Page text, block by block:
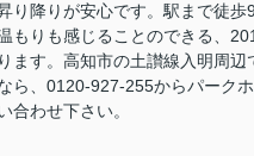
り降りが安心です。駅まで徒歩
もりも感じることのできる、
ます。高知市の土讃線入明周辺
ら、0120-927-255からパーク
合わせ下さい。